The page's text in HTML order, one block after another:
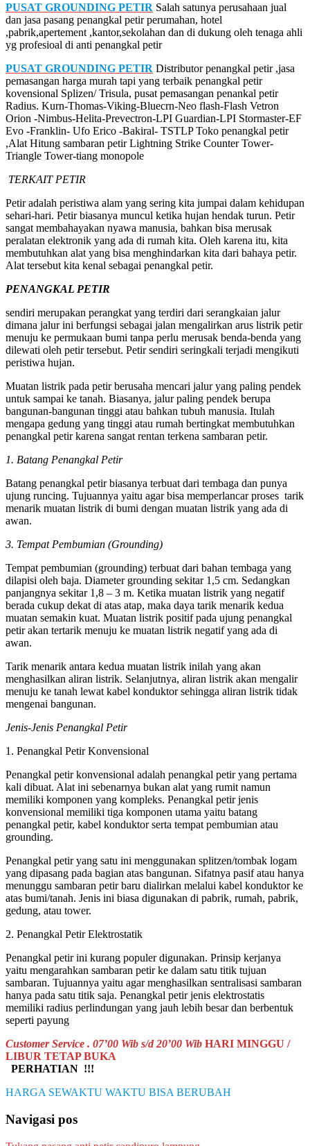
PUSAT GROUNDING PETIR Salah satunya perusahaan jual
dan jasa pasang penangkal petir perumahan, hotel
,pabrik,apertement ,kantor,sekolahan dan di dukung oleh tenaga ahli
yg profesioal di anti penangkal petir
PUSAT GROUNDING PETIR Distributor penangkal petir ,jasa
pemasangan harga murah tapi yang terbaik penangkal petir
kovensional Splizen/ Trisula, pusat pemasangan penankal petir
Radius. Kurn-Thomas-Viking-Bluecrn-Neo flash-Flash Vetron
Orion -Nimbus-Helita-Prevectron-LPI Guardian-LPI Stormaster-EF
Evo -Franklin- Ufo Erico -Bakiral- TSTLP Toko penangkal petir
,Alat Hitung sambaran petir Lightning Strike Counter Tower-
Triangle Tower-tiang monopole
TERKAIT PETIR
Petir adalah peristiwa alam yang sering kita jumpai dalam kehidupan
sehari-hari. Petir biasanya muncul ketika hujan hendak turun. Petir
sangat membahayakan nyawa manusia, bahkan bisa merusak
peralatan elektronik yang ada di rumah kita. Oleh karena itu, kita
membutuhkan alat yang bisa menghindarkan kita dari bahaya petir.
Alat tersebut kita kenal sebagai penangkal petir.
PENANGKAL PETIR
sendiri merupakan perangkat yang terdiri dari serangkaian jalur
dimana jalur ini berfungsi sebagai jalan mengalirkan arus listrik petir
menuju ke permukaan bumi tanpa perlu merusak benda-benda yang
dilewati oleh petir tersebut. Petir sendiri seringkali terjadi mengikuti
peristiwa hujan.
Muatan listrik pada petir berusaha mencari jalur yang paling pendek
untuk sampai ke tanah. Biasanya, jalur paling pendek berupa
bangunan-bangunan tinggi atau bahkan tubuh manusia. Itulah
mengapa gedung yang tinggi atau rumah bertingkat membutuhkan
penangkal petir karena sangat rentan terkena sambaran petir.
1. Batang Penangkal Petir
Batang penangkal petir biasanya terbuat dari tembaga dan punya
ujung runcing. Tujuannya yaitu agar bisa memperlancar proses tarik
menarik muatan listrik di bumi dengan muatan listrik yang ada di
awan.
3. Tempat Pembumian (Grounding)
Tempat pembumian (grounding) terbuat dari bahan tembaga yang
dilapisi oleh baja. Diameter grounding sekitar 1,5 cm. Sedangkan
panjangnya sekitar 1,8 – 3 m. Ketika muatan listrik yang negatif
berada cukup dekat di atas atap, maka daya tarik menarik kedua
muatan semakin kuat. Muatan listrik positif pada ujung penangkal
petir akan tertarik menuju ke muatan listrik negatif yang ada di
awan.
Tarik menarik antara kedua muatan listrik inilah yang akan
menghasilkan aliran listrik. Selanjutnya, aliran listrik akan mengalir
menuju ke tanah lewat kabel konduktor sehingga aliran listrik tidak
mengenai bangunan.
Jenis-Jenis Penangkal Petir
1. Penangkal Petir Konvensional
Penangkal petir konvensional adalah penangkal petir yang pertama
kali dibuat. Alat ini sebenarnya bukan alat yang rumit namun
memiliki komponen yang kompleks. Penangkal petir jenis
konvensional memiliki tiga komponen utama yaitu batang
penangkal petir, kabel konduktor serta tempat pembumian atau
grounding.
Penangkal petir yang satu ini menggunakan splitzen/tombak logam
yang dipasang pada bagian atas bangunan. Sifatnya pasif atau hanya
menunggu sambaran petir baru dialirkan melalui kabel konduktor ke
atas bumi/tanah. Jenis ini biasa digunakan di pabrik, rumah, pabrik,
gedung, atau tower.
2. Penangkal Petir Elektrostatik
Penangkal petir ini kurang populer digunakan. Prinsip kerjanya
yaitu mengarahkan sambaran petir ke dalam satu titik tujuan
sambaran. Tujuannya yaitu agar menghasilkan sentralisasi sambaran
hanya pada satu titik saja. Penangkal petir jenis elektrostatis
memiliki radius perlindungan yang jauh lebih besar dan berbentuk
seperti payung
Customer Service . 07’00 Wib s/d 20’00 Wib HARI MINGGU /
LIBUR TETAP BUKA
PERHATIAN !!!
HARGA SEWAKTU WAKTU BISA BERUBAH
Navigasi pos